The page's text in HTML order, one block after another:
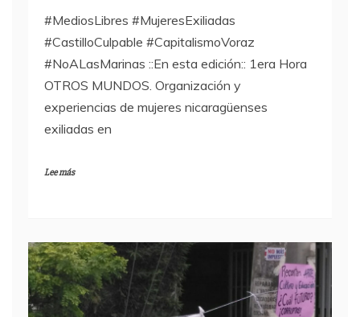
#MediosLibres #MujeresExiliadas
#CastilloCulpable #CapitalismoVoraz
#NoALasMarinas ::En esta edición:: 1era Hora
OTROS MUNDOS. Organización y
experiencias de mujeres nicaragüenses
exiliadas en
Lee más